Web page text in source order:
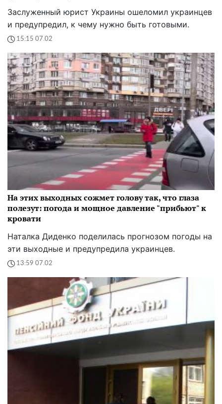
Заслуженный юрист Украины ошеломил украинцев
и предупредил, к чему нужно быть готовыми.
15:15 07.02
На этих выходных сожмет голову так, что глаза
полезут: погода и мощное давление "прибьют" к
кровати
Наталка Диденко поделилась прогнозом погоды на
эти выходные и предупредила украинцев.
13:59 07.02